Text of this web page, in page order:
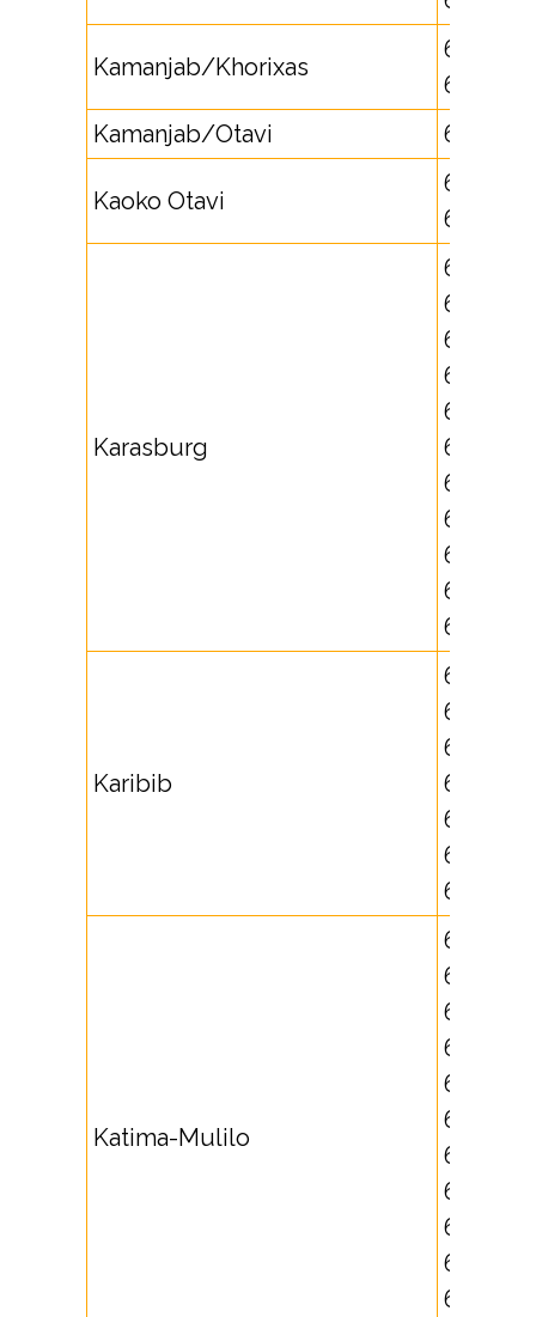
Kamanjab/Khorixas
67331,
67335
Kamanjab/Otavi
677166
Kaoko Otavi
651715,
652747
Karasburg
63270,
631730,
631731,
631732,
631733,
631734,
632711,
632712,
632714,
632718,
632719
Karibib
64550,
641707,
641708,
645520,
645521,
645537,
645539
Katima-Mulilo
66251,
66252,
66253,
66254,
66261,
66263,
66268,
661708,
661709,
661710,
662627,